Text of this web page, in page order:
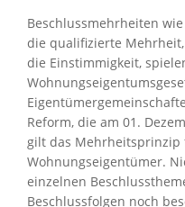
Beschlussmehrheiten
die qualifizierte
die Einstimmigkeit,
Reform, die am 01.
gilt das Mehrheitsprinzip
Wohnungseigentümer.
einzelnen
Beschlussfolgen noch